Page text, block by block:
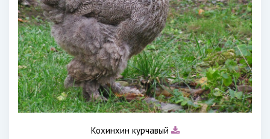
Кохинхин курчавый